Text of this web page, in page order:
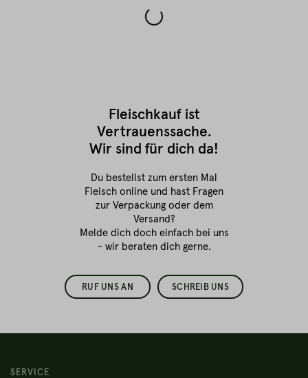
Fleischkauf ist
Vertrauenssache.
Wir sind für dich da!
Du bestellst zum ersten Mal
Fleisch online und hast Fragen
zur Verpackung oder dem
Versand?
Melde dich doch einfach bei uns
- wir beraten dich gerne.
RUF UNS AN SCHREIB UNS
SERVICE